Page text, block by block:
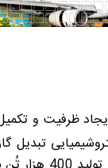
ظرفیت و تکمیل
تبدیل